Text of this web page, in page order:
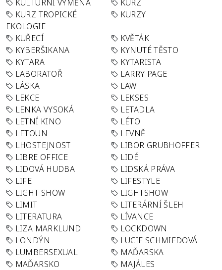
KULTURNÍ VÝMĚNA
KURZ
KURZ TROPICKÉ
EKOLOGIE
KURZY
KUŘECÍ
KVĚTÁK
KYBERŠIKANA
KYNUTÉ TĚSTO
KYTARA
KYTARISTA
LABORATOŘ
LARRY PAGE
LÁSKA
LAW
LEKCE
LEKSES
LENKA VYSOKÁ
LETADLA
LETNÍ KINO
LÉTO
LETOUN
LEVNĚ
LHOSTEJNOST
LIBOR GRUBHOFFER
LIBRE OFFICE
LIDÉ
LIDOVÁ HUDBA
LIDSKÁ PRÁVA
LIFE
LIFESTYLE
LIGHT SHOW
LIGHTSHOW
LIMIT
LITERÁRNÍ ŠLEH
LITERATURA
LÍVANCE
LIZA MARKLUND
LOCKDOWN
LONDÝN
LUCIE SCHMIEDOVÁ
LUMBERSEXUAL
MAĎARSKA
MAĎARSKO
MAJÁLES